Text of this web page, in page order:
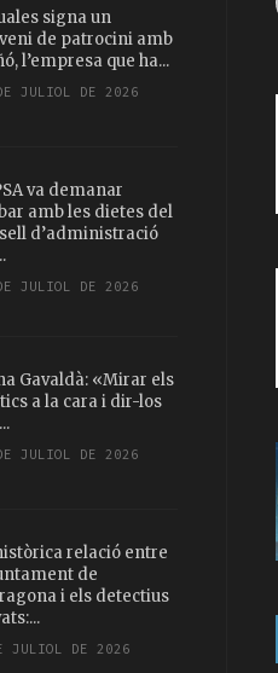
signa un
de patrocini amb
l’empresa que ha...
JULIOL DE 2026
va demanar
amb les dietes del
d’administració
JULIOL DE 2026
Gavaldà: «Mirar els
a la cara i dir-los
JULIOL DE 2026
relació entre
de
i els detectius
JULIOL DE 2026